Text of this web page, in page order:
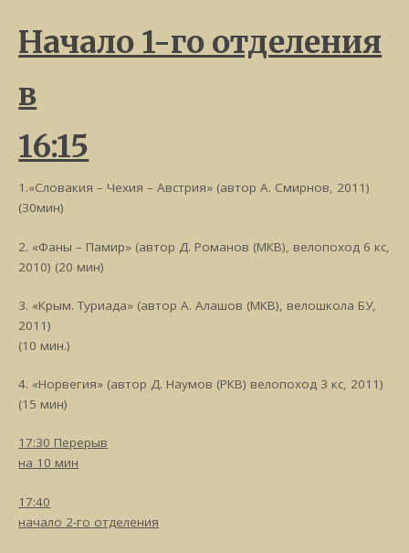
Начало 1-го отделения
в
16:15
1.«Словакия – Чехия – Австрия» (автор А. Смирнов, 2011)
(30мин)
2. «Фаны – Памир» (автор Д. Романов (МКВ), велопоход 6 кс,
2010) (20 мин)
3. «Крым. Туриада» (автор А. Алашов (МКВ), велошкола БУ,
2011)
(10 мин.)
4. «Норвегия» (автор Д. Наумов (РКВ) велопоход 3 кс, 2011)
(15 мин)
17:30 Перерыв
на 10 мин
17:40
начало 2-го отделения